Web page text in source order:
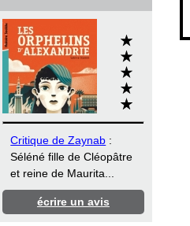
Critique de Zaynab :
Séléné fille de Cléopâtre
et reine de Maurita...
écrire un avis